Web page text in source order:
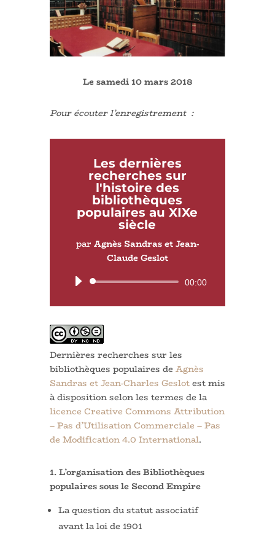
Le samedi 10 mars 2018
Pour écouter l’enregistrement :
Les dernières
recherches sur
l'histoire des
bibliothèques
populaires au XIXe
siècle
par Agnès Sandras et Jean-
Claude Geslot
Lecteur
00:00
Dernières recherches sur les
bibliothèques populaires de Agnès
Sandras et Jean-Charles Geslotest mis
à disposition selon les termes de la
licence Creative Commons Attribution
– Pas d’Utilisation Commerciale – Pas
de Modification 4.0 International.
1. L’organisation des Bibliothèques
populaires sous le Second Empire
La question du statut associatif
avant la loi de 1901